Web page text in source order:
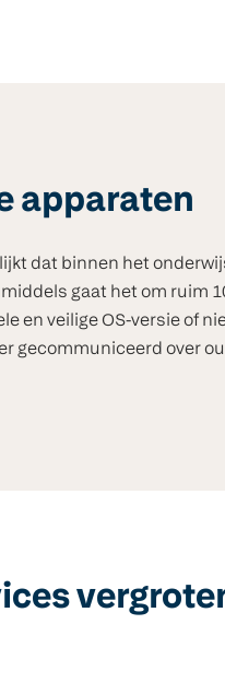
apparaten
dat binnen het
gaat het om ruim
en veilige OS-versie of
gecommuniceerd over